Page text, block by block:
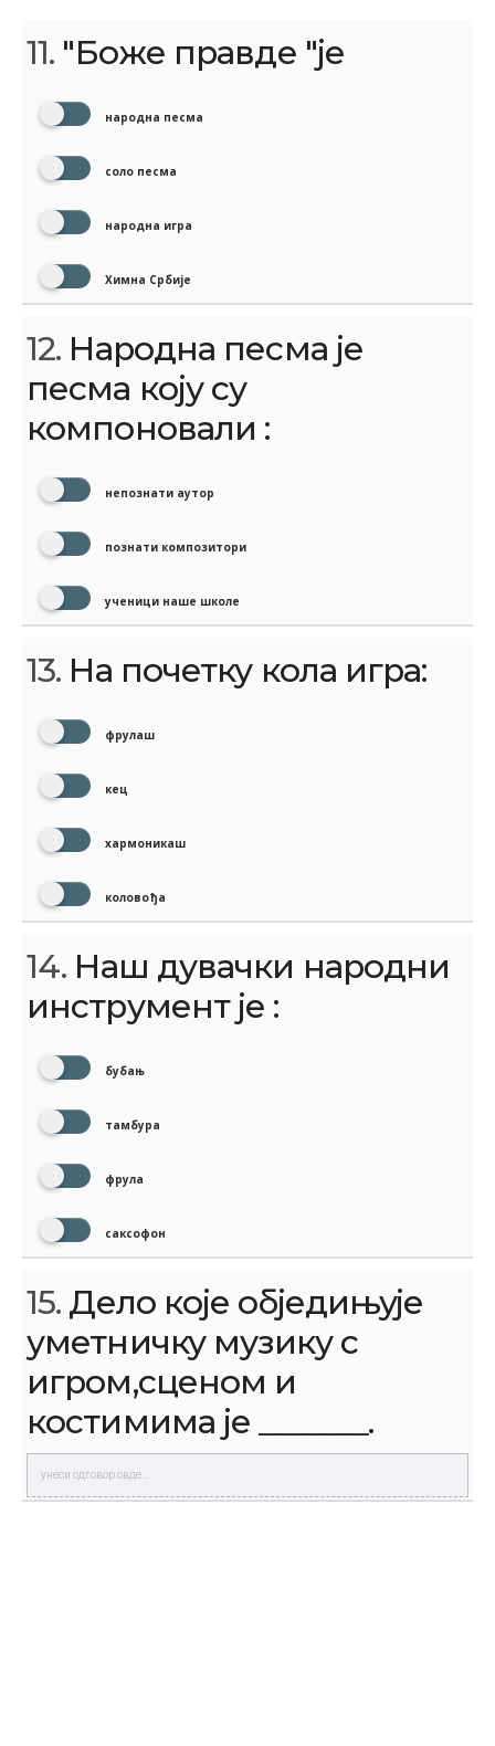
11. "Боже правде "је
народна песма
соло песма
народна игра
Химна Србије
12. Народна песма је
песма коју су
компоновали :
непознати аутор
познати композитори
ученици наше школе
13. На почетку кола игра:
фрулаш
кец
хармоникаш
коловођа
14. Наш дувачки народни
инструмент је :
бубањ
тамбура
фрула
саксофон
15. Дело које обједињује
уметничку музику с
игром,сценом и
костимима је _______.